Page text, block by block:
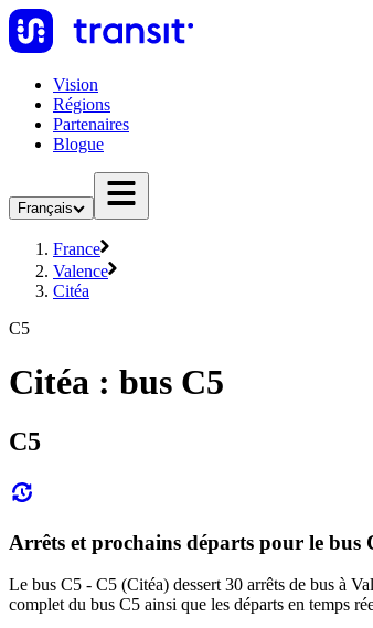
Vision
Régions
Partenaires
Blogue
Français
France
Valence
Citéa
C5
Citéa : bus C5
C5
Arrêts et prochains départs pour le bus
Le bus C5 - C5 (Citéa) dessert 30 arrêts de bus à
complet du bus C5 ainsi que les départs en temps